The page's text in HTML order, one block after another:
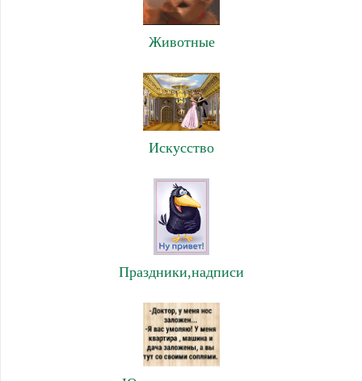
Животные
Искусство
Праздники,надписи